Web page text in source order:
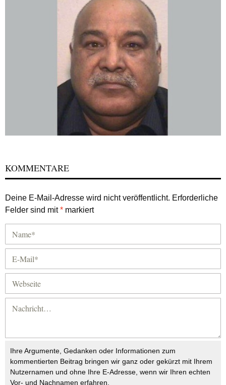
KOMMENTARE
Deine E-Mail-Adresse wird nicht veröffentlicht. Erforderliche
Felder sind mit* markiert
Ihre Argumente, Gedanken oder Informationen zum
kommentierten Beitrag bringen wir ganz oder gekürzt mit Ihrem
Nutzernamen und ohne Ihre E-Adresse, wenn wir Ihren echten
Vor- und Nachnamen erfahren.